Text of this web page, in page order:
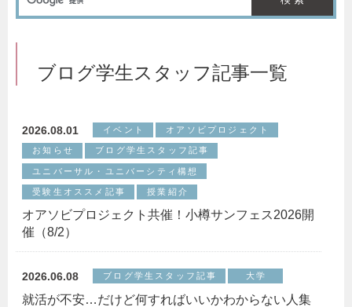
ブログ学生スタッフ記事一覧
2026.08.01 イベント オアソビプロジェクト
お知らせ ブログ学生スタッフ記事
ユニバーサル・ユニバーシティ構想
受験生オススメ記事 授業紹介
オアソビプロジェクト共催！小樽サンフェス2026開
催（8/2）
2026.06.08 ブログ学生スタッフ記事 大学
就活が不安…だけど何すればいいかわからない人集